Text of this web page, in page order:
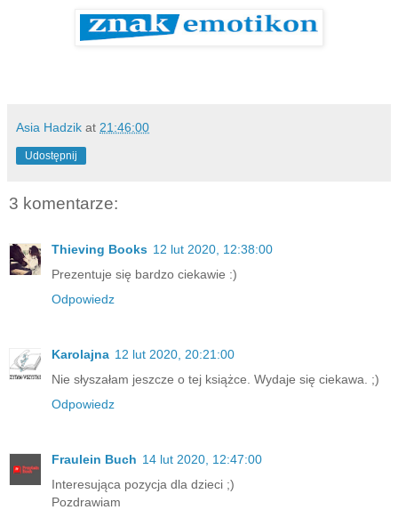
Asia Hadzik at 21:46:00
Udostępnij
3 komentarze:
Thieving Books 12 lut 2020, 12:38:00
Prezentuje się bardzo ciekawie :)
Odpowiedz
Karolajna 12 lut 2020, 20:21:00
Nie słyszałam jeszcze o tej książce. Wydaje się ciekawa. ;)
Odpowiedz
Fraulein Buch 14 lut 2020, 12:47:00
Interesująca pozycja dla dzieci ;)
Pozdrawiam